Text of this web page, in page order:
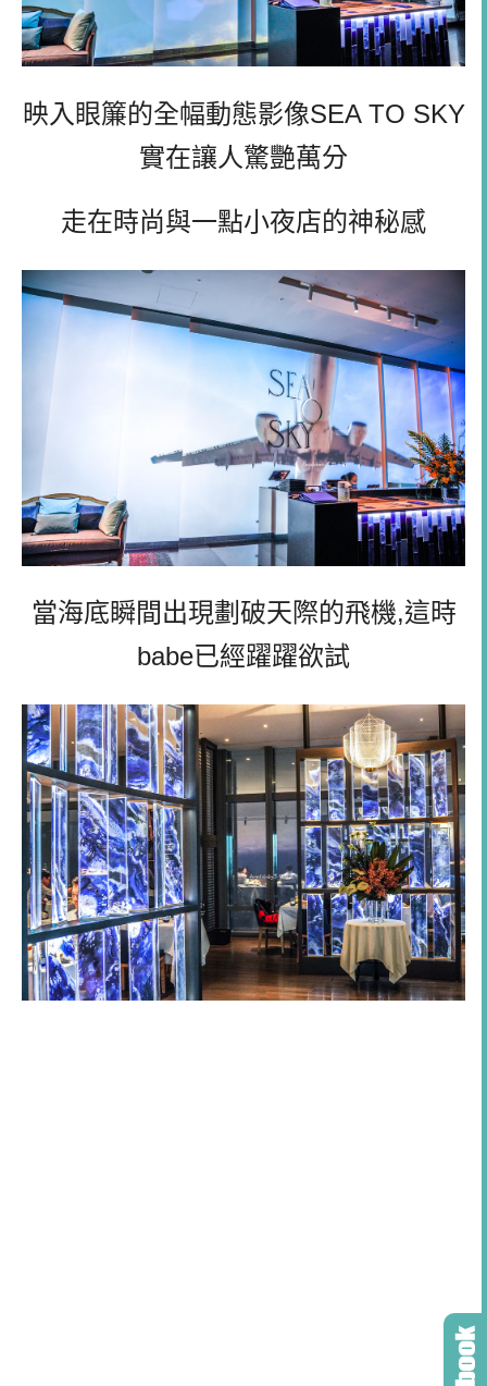
映入眼簾的全幅動態影像SEA TO SKY
實在讓人驚艷萬分
走在時尚與一點小夜店的神秘感
當海底瞬間出現劃破天際的飛機,這時
babe已經躍躍欲試